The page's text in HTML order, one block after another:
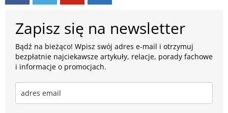
Zapisz się na newsletter
Bądź na bieżąco! Wpisz swój adres e-mail i otrzymuj
bezpłatnie najciekawsze artykuły, relacje, porady fachowe
i informacje o promocjach.